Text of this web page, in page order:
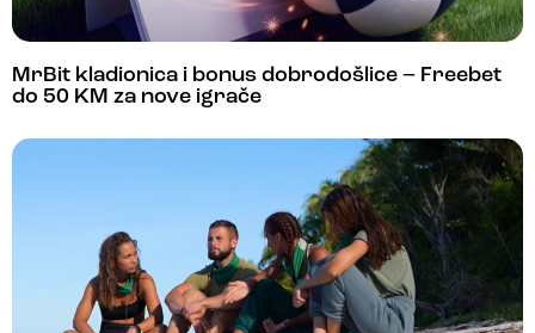
MrBit kladionica i bonus dobrodošlice – Freebet
do 50 KM za nove igrače